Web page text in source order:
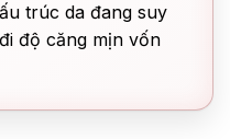
trúc da đang suy
độ căng mịn vốn